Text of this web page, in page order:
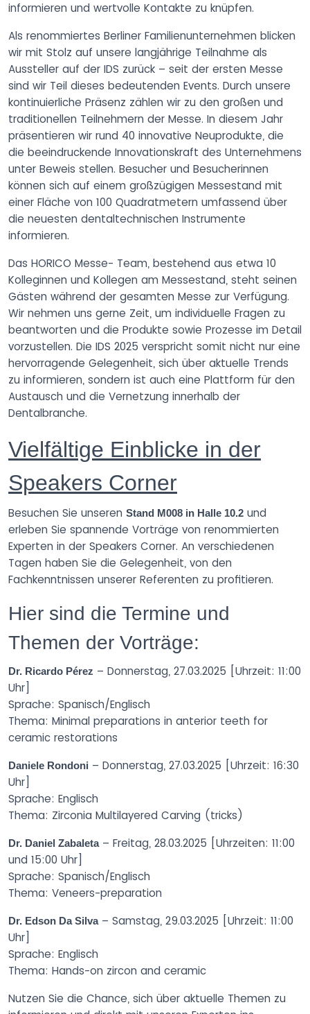
informieren und wertvolle Kontakte zu knüpfen.
Als renommiertes Berliner Familienunternehmen blicken
wir mit Stolz auf unsere langjährige Teilnahme als
Aussteller auf der IDS zurück – seit der ersten Messe
sind wir Teil dieses bedeutenden Events. Durch unsere
kontinuierliche Präsenz zählen wir zu den großen und
traditionellen Teilnehmern der Messe. In diesem Jahr
präsentieren wir rund 40 innovative Neuprodukte, die
die beeindruckende Innovationskraft des Unternehmens
unter Beweis stellen. Besucher und Besucherinnen
können sich auf einem großzügigen Messestand mit
einer Fläche von 100 Quadratmetern umfassend über
die neuesten dentaltechnischen Instrumente
informieren.
Das HORICO Messe- Team, bestehend aus etwa 10
Kolleginnen und Kollegen am Messestand, steht seinen
Gästen während der gesamten Messe zur Verfügung.
Wir nehmen uns gerne Zeit, um individuelle Fragen zu
beantworten und die Produkte sowie Prozesse im Detail
vorzustellen. Die IDS 2025 verspricht somit nicht nur eine
hervorragende Gelegenheit, sich über aktuelle Trends
zu informieren, sondern ist auch eine Plattform für den
Austausch und die Vernetzung innerhalb der
Dentalbranche.
Vielfältige Einblicke in der
Speakers Corner
Besuchen Sie unseren Stand M008 in Halle 10.2 und
erleben Sie spannende Vorträge von renommierten
Experten in der Speakers Corner. An verschiedenen
Tagen haben Sie die Gelegenheit, von den
Fachkenntnissen unserer Referenten zu profitieren.
Hier sind die Termine und
Themen der Vorträge:
Dr. Ricardo Pérez – Donnerstag, 27.03.2025 [Uhrzeit: 11:00
Uhr]
Sprache: Spanisch/Englisch
Thema: Minimal preparations in anterior teeth for
ceramic restorations
Daniele Rondoni – Donnerstag, 27.03.2025 [Uhrzeit: 16:30
Uhr]
Sprache: Englisch
Thema: Zirconia Multilayered Carving (tricks)
Dr. Daniel Zabaleta– Freitag, 28.03.2025 [Uhrzeiten: 11:00
und 15:00 Uhr]
Sprache: Spanisch/Englisch
Thema: Veneers-preparation
Dr. Edson Da Silva– Samstag, 29.03.2025 [Uhrzeit: 11:00
Uhr]
Sprache: Englisch
Thema: Hands-on zircon and ceramic
Nutzen Sie die Chance, sich über aktuelle Themen zu